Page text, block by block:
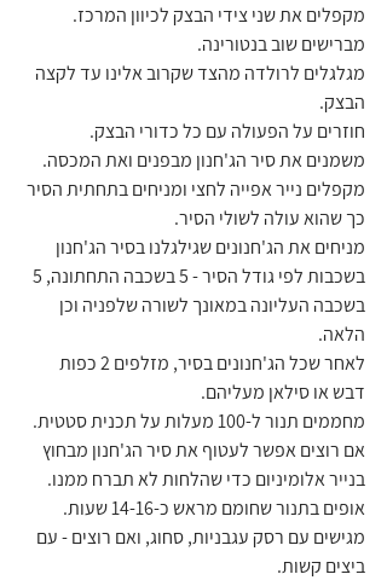
מקפלים את שני צידי הבצק לכיוון המרכז.
מברישים שוב בנטורינה.
מגלגלים לרולדה מהצד שקרוב אלינו עד לקצה
הבצק.
חוזרים על הפעולה עם כל כדורי הבצק.
משמנים את סיר הג'חנון מבפנים ואת המכסה.
מקפלים נייר אפייה לחצי ומניחים בתחתית הסיר
כך שהוא עולה לשולי הסיר.
מניחים את הג'חנונים שגילגלנו בסיר הג'חנון
בשכבה העליונה במאונך לשורה שלפניה וכן
הלאה.
לאחר שכל הג'חנונים בסיר, מזלפים 2 כפות
דבש או סילאן מעליהם.
מחממים תנור ל-100 מעלות על תכנית סטטית.
אם רוצים אפשר לעטוף את סיר הג'חנון מבחוץ
בנייר אלומיניום כדי שהלחות לא תברח ממנו.
אופים בתנור שחומם מראש כ-14-16 שעות.
מגישים עם רסק עגבניות, סחוג, ואם רוצים - עם
ביצים קשות.